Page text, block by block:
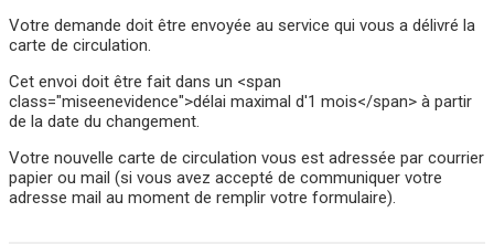
Votre demande doit être envoyée au service qui vous a délivré la
carte de circulation.
Cet envoi doit être fait dans un <span
class="miseenevidence">délai maximal d'1 mois</span> à partir
de la date du changement.
Votre nouvelle carte de circulation vous est adressée par courrier
papier ou mail (si vous avez accepté de communiquer votre
adresse mail au moment de remplir votre formulaire).